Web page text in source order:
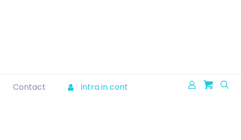
Contact Intra in cont